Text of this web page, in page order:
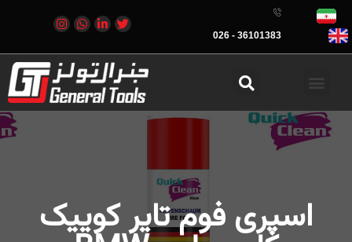
36101383 - 026
اسپری فوم تایر كوييک